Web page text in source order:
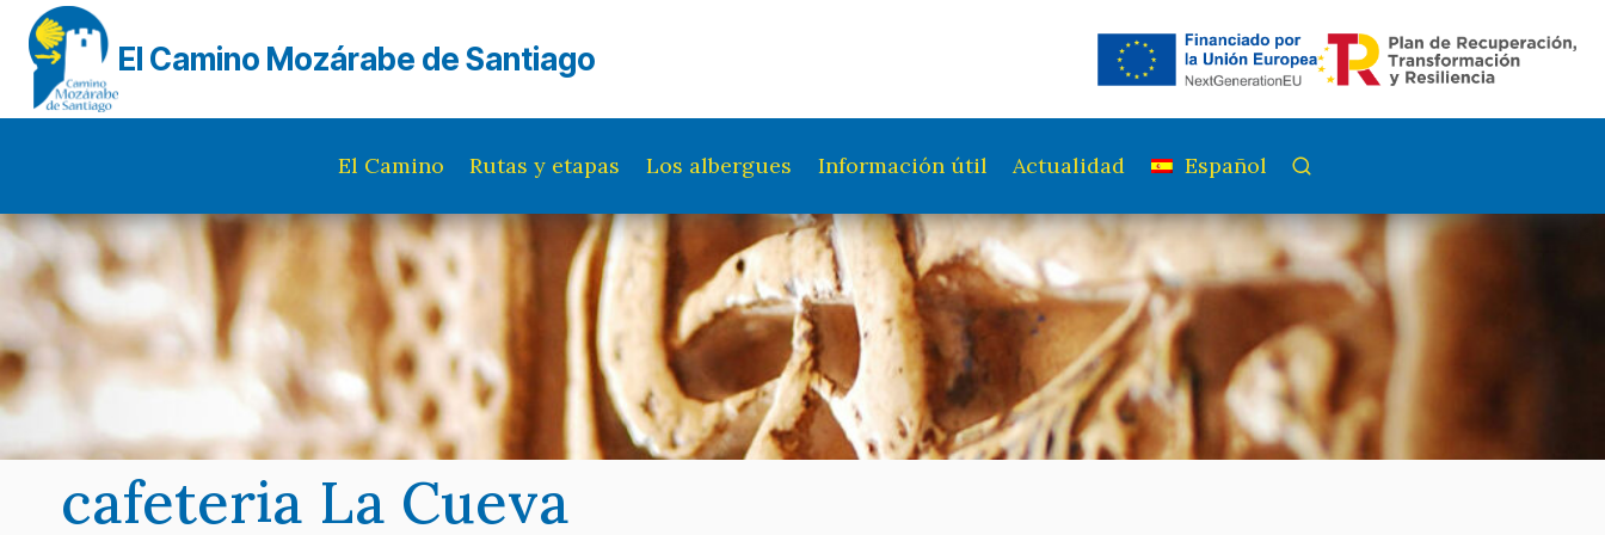
Saltar
contenido
El Camino Mozárabe de Santiago
El Camino Rutas y etapas Los albergues Información útil Actualidad Español
cafeteria La Cueva